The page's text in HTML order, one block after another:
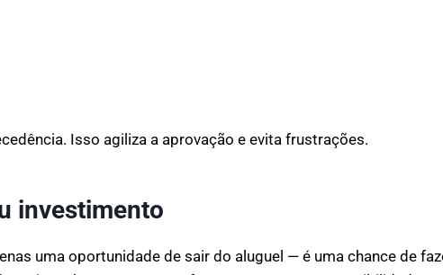
Isso agiliza a aprovação e evita frustrações.
investimento
uma oportunidade de sair do aluguel — é uma chance de